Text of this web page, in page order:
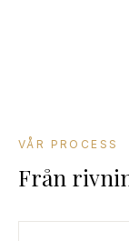
VÅR PROCESS
Från